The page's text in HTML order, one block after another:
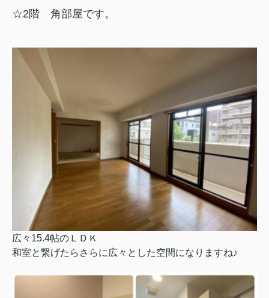
☆2階 角部屋です。
広々15.4帖のＬＤＫ
和室と繋げたらさらに広々とした空間になりますね♪